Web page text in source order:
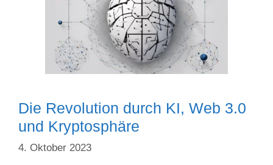
Die Revolution durch KI, Web 3.0
und Kryptosphäre
4. Oktober 2023